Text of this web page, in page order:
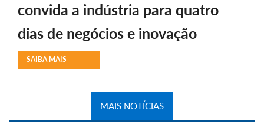
convida a indústria para quatro
dias de negócios e inovação
SAIBA MAIS
MAIS NOTÍCIAS